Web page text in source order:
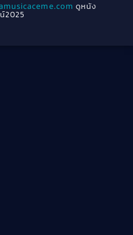
(4)
ดูหนัง
2025